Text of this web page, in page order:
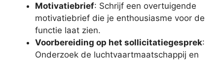
Motivatiebrief: Schrijf een overtuigende
motivatiebrief die je enthousiasme voor de
functie laat zien.
Voorbereiding op het sollicitatiegesprek:
Onderzoek de luchtvaartmaatschappij en